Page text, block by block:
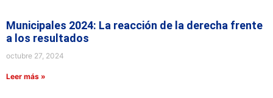
Municipales 2024: La reacción de la derecha frente
a los resultados
octubre 27, 2024
Leer más »